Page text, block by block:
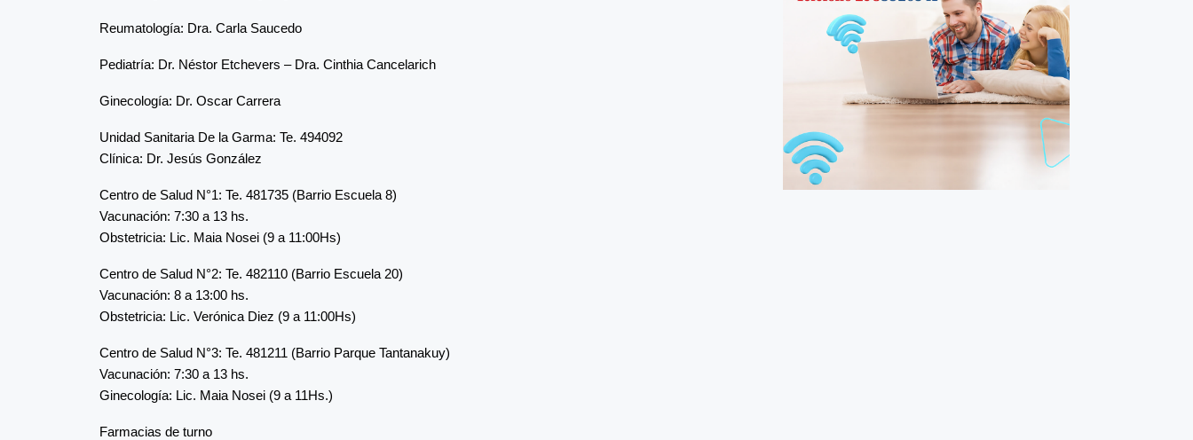
Reumatología: Dra. Carla Saucedo
Pediatría: Dr. Néstor Etchevers – Dra. Cinthia Cancelarich
Ginecología: Dr. Oscar Carrera
Unidad Sanitaria De la Garma: Te. 494092
Clínica: Dr. Jesús González
Centro de Salud N°1: Te. 481735 (Barrio Escuela 8)
Vacunación: 7:30 a 13 hs.
Obstetricia: Lic. Maia Nosei (9 a 11:00Hs)
Centro de Salud N°2: Te. 482110 (Barrio Escuela 20)
Vacunación: 8 a 13:00 hs.
Obstetricia: Lic. Verónica Diez (9 a 11:00Hs)
Centro de Salud N°3: Te. 481211 (Barrio Parque Tantanakuy)
Vacunación: 7:30 a 13 hs.
Ginecología: Lic. Maia Nosei (9 a 11Hs.)
Farmacias de turno